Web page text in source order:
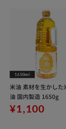
米油 素材を生かした
油 国内製造 1650g
¥1,100